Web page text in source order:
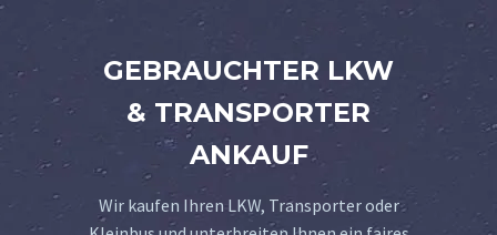
GEBRAUCHTER LKW
& TRANSPORTER
ANKAUF
Wir kaufen Ihren LKW, Transporter oder